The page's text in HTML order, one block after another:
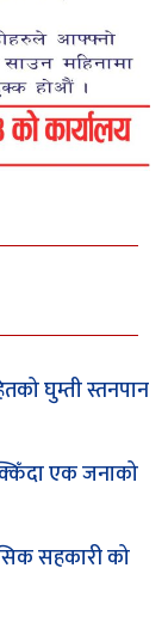
घुम्ती स्तनपान
एक जनाको
सहकारी को